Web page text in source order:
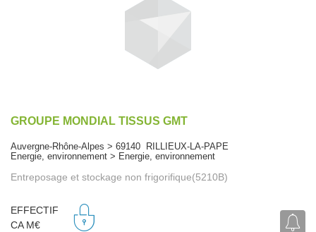
GROUPE MONDIAL TISSUS GMT
Auvergne-Rhône-Alpes > 69140 RILLIEUX-LA-PAPE
Energie, environnement > Energie, environnement
Entreposage et stockage non frigorifique(5210B)
EFFECTIF
CA M€